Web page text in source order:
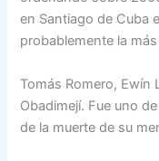
en Santiago de Cuba
probablemente la
Tomás Romero, Ewín
Obadimejí. Fue uno
de la muerte de su